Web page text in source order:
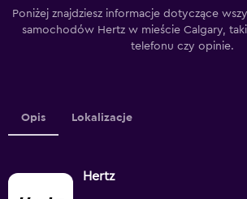
Poniżej znajdziesz informacje dotyczące
samochodów Hertz w mieście Calgary,
telefonu czy opinie.
Opis Lokalizacje
Hertz